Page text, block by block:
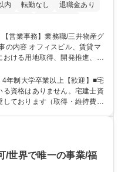
内 転勤なし
退職金あり
り
ける用地取得、開発推進、賃
部門において事務業務を担当
種費用支払、支払管理、請
応）・予算作成及び予実管
業事務】
完全週休2日
年制大学卒業以上【歓迎】■宅
資格はありません。宅建士資
ております（取得・維持費用
粘り強く業務に取り組める
き、期限を意識したスケジュ
業部門、コーポレート部門）
歴：大学
/世界で唯一の事業/福